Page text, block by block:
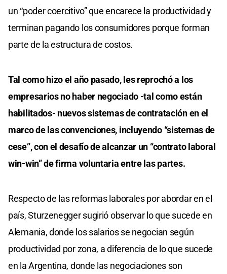
un “poder coercitivo” que encarece la productividad y
terminan pagando los consumidores porque forman
parte de la estructura de costos.
Tal como hizo el año pasado, les reprochó a los
empresarios no haber negociado -tal como están
habilitados- nuevos sistemas de contratación en el
marco de las convenciones, incluyendo “sistemas de
cese”, con el desafío de alcanzar un “contrato laboral
win-win” de firma voluntaria entre las partes.
Respecto de las reformas laborales por abordar en el
país, Sturzenegger sugirió observar lo que sucede en
Alemania, donde los salarios se negocian según
productividad por zona, a diferencia de lo que sucede
en la Argentina, donde las negociaciones son